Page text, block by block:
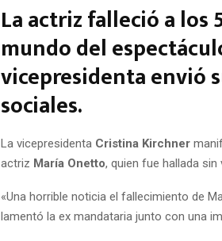
La actriz falleció a los
mundo del
vicepresidenta envió
sociales.
La vicepresidenta Cristina Kirchner
actriz María Onetto, quien fue hallada sin
«Una horrible noticia el fallecimiento de
lamentó la ex mandataria junto con una